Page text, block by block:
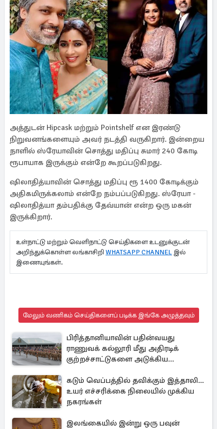
அத்துடன் Hipcask மற்றும் Pointshelf என இரண்டு
நிறுவனங்களையும் அவர் நடத்தி வருகிறார். இன்றைய
நாளில் ஸ்ரேயாவின் சொத்து மதிப்பு சுமார் 240 கோடி
ரூபாயாக இருக்கும் என்றே கூறப்படுகிறது.
ஷிலாதித்யாவின் சொத்து மதிப்பு ரூ 1400 கோடிக்கும்
அதிகமிருக்கலாம் என்றே நம்பப்படுகிறது. ஸ்ரேயா -
ஷிலாதித்யா தம்பதிக்கு தேவ்யான் என்ற ஒரு மகன்
இருக்கிறார்.
உள்நாட்டு மற்றும் வெளிநாட்டு செய்திகளை உடனுக்குடன்
அறிந்துக்கொள்ள லங்காசிறி WHATSAPP CHANNEL இல்
இணையுங்கள்.
மேலும் வணிகம் செய்திகளைப் படிக்க இங்கே அழுத்தவும்
பிரித்தானியாவின் பதின்வயது
ராணுவக் கல்லூரி மீது அதிரடிக்
குற்றச்சாட்டுகளை அடுக்கிய
கடும் வெப்பத்தில் தவிக்கும் இத்தாலி...
உயர் எச்சரிக்கை நிலையில் முக்கிய
நகரங்கள்
இலங்கையில் இன்று ஒரு பவுன்